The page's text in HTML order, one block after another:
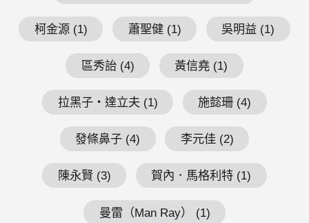
柯金源 (1) 蕭聖健 (1) 吳明益 (1)
區秀詒 (4) 黃信堯 (1)
拉黑子・達立夫 (1) 施懿珊 (4)
發條鼻子 (4) 李元佳 (2)
陳永賢 (3) 賀內．馬格利特 (1)
曼雷（Man Ray） (1)